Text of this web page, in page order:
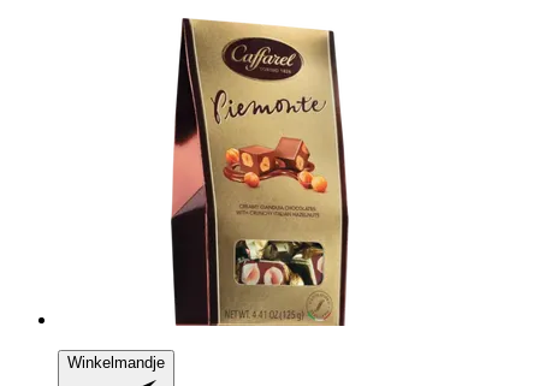
Winkelmandje